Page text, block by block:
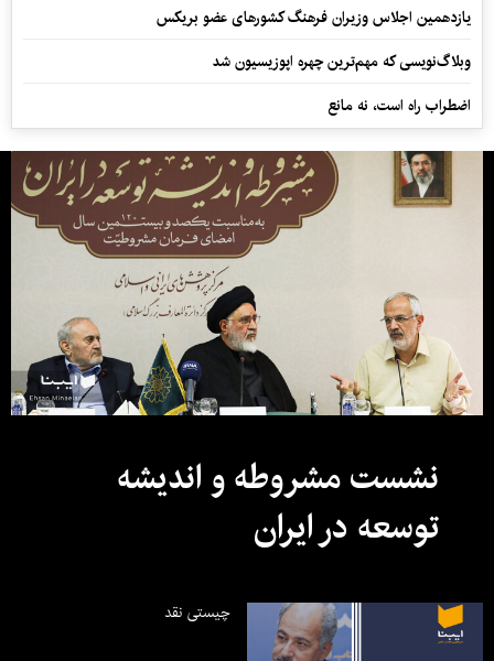
یازدهمین اجلاس وزیران فرهنگ کشورهای عضو بریکس
وبلاگ‌نویسی که مهم‌ترین چهره اپوزیسیون شد
اضطراب راه است، نه مانع
نشست مشروطه و اندیشه
توسعه در ایران
چیستی نقد